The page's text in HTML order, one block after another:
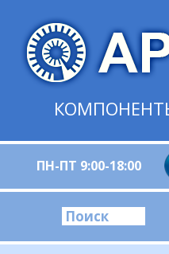
ПН-ПТ 9:00-18:00